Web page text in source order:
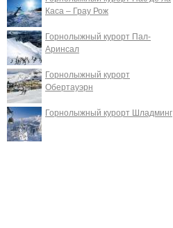
Каса – Грау Рож
Горнолыжный курорт Пал-
Аринсал
Горнолыжный курорт
Обертауэрн
Горнолыжный курорт Шладминг